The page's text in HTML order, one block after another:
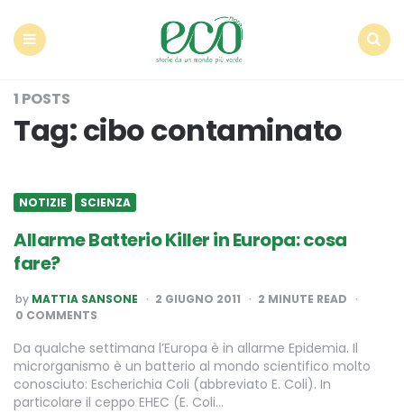
1 POSTS
Tag:cibo contaminato
NOTIZIE SCIENZA
Allarme Batterio Killer in Europa: cosa
fare?
POSTED
BY
by MATTIA SANSONE 2 GIUGNO 2011 2 MINUTE READ
0 COMMENTS
Da qualche settimana l’Europa è in allarme Epidemia. Il
microrganismo è un batterio al mondo scientifico molto
conosciuto: Escherichia Coli (abbreviato E. Coli). In
particolare il ceppo EHEC (E. Coli…